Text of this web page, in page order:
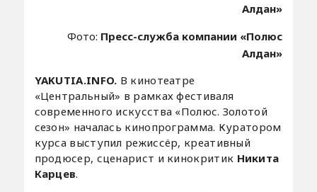
Алдан»
Фото: Пресс-служба компании «Полюс
Алдан»
YAKUTIA.INFO. В кинотеатре
«Центральный» в рамках фестиваля
современного искусства «Полюс. Золотой
сезон» началась кинопрограмма. Куратором
курса выступил режиссёр, креативный
продюсер, сценарист и кинокритик Никита
Карцев.